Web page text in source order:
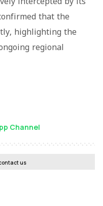
that the
highlighting the
regional
Channel
us